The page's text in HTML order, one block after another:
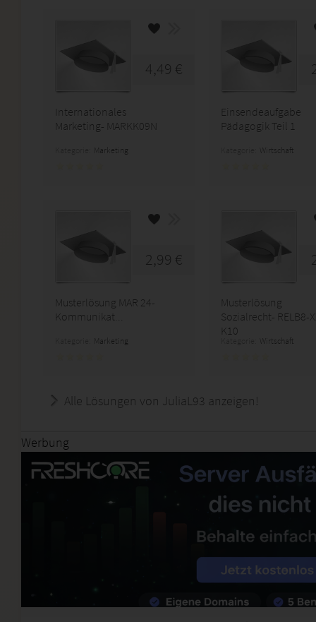
4,49 €
Internationales
Marketing- MARKK09N
Marketing
Einsendeaufgabe
Pädagogik Teil 1
Wirtschaft
2,99 €
Musterlösung MAR 24-
Kommunikat...
Marketing
Musterlösung
Sozialrecht- RELB8-
K10
Wirtschaft
Alle Lösungen von JuliaL93 anzeigen!
Werbung